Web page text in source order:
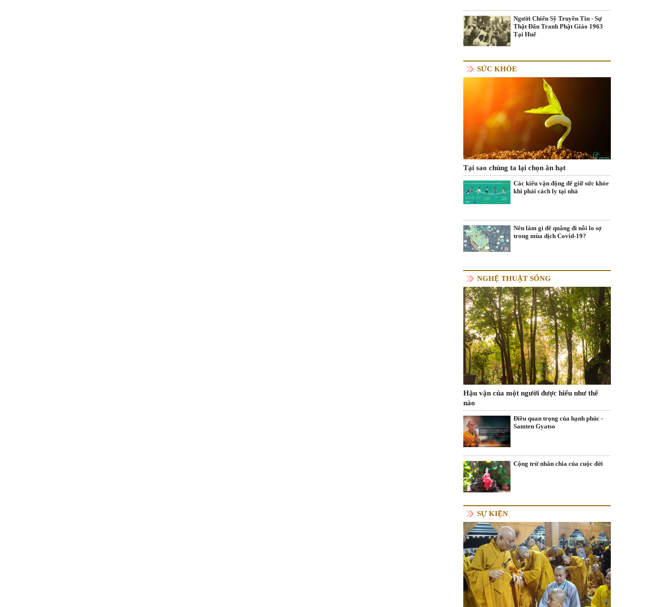
Người Chiến Sỹ Truyền Tin - Sự
Thật Đấu Tranh Phật Giáo 1963
Tại Huế
SỨC KHỎE
Tại sao chúng ta lại chọn ăn hạt
Các kiểu vận động để giữ sức khỏe
khi phải cách ly tại nhà
Nên làm gì để quẳng đi nỗi lo sợ
trong mùa dịch Covid-19?
NGHỆ THUẬT SỐNG
Hậu vận của một người được hiểu như thế
nào
Điều quan trọng của hạnh phúc -
Samten Gyatso
Cộng trừ nhân chia của cuộc đời
SỰ KIỆN